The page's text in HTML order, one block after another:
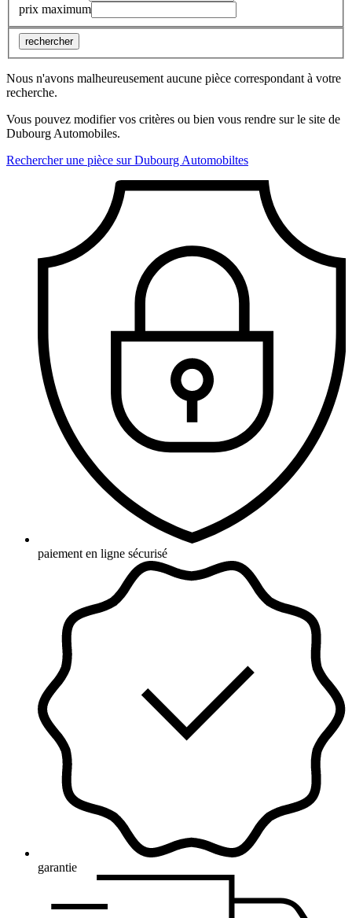
prix maximum
rechercher
Nous n'avons malheureusement aucune pièce correspondant à votre
recherche.
Vous pouvez modifier vos critères ou bien vous rendre sur le site de
Dubourg Automobiles.
Rechercher une pièce sur Dubourg Automobiltes
paiement en ligne sécurisé
garantie